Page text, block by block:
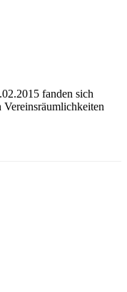
fanden sich